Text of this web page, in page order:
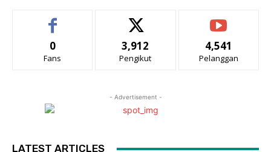
0
Fans
3,912
Pengikut
4,541
Pelanggan
- Advertisement -
LATEST ARTICLES